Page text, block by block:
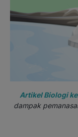
Artikel Biologi
dampak